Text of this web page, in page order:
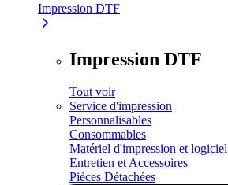
Impression DTF
Impression DTF
Tout voir
Service d'impression
Personnalisables
Consommables
Matériel d'impression et logiciel
Entretien et Accessoires
Pièces Détachées